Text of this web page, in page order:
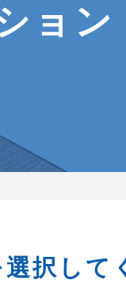
字一本松17-1-1
173-577
9:15～18:00
動画配信
固定電話
町379-31
34-2525
9:00～18:00
ョン
択して